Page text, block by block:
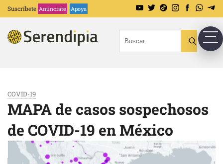
Suscríbete Anúnciate Apoya
COVID-19
MAPA de casos sospechosos
de COVID-19 en México